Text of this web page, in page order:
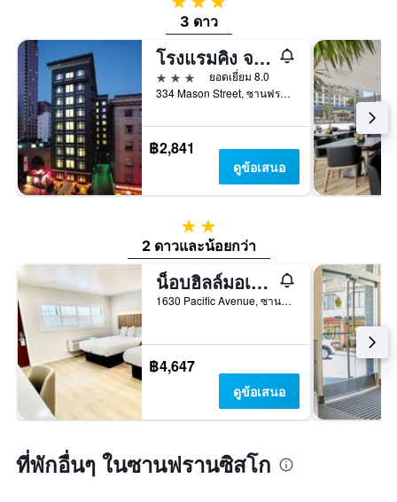
3 ดาว
โรงแรมคิง จอร์จ
3 ดาว
ยอดเยี่ยม 8.0
334 Mason Street, ซานฟรานซิสโก, CA, สหรัฐอเมริกา
฿2,841
ดูข้อเสนอ
2 ดาว
2 ดาวและน้อยกว่า
น็อบฮิลล์มอเตอร์อินน์
1630 Pacific Avenue, ซานฟรานซิสโก, CA, สหรัฐอเมริกา
฿4,647
ดูข้อเสนอ
ที่พักอื่นๆ ในซานฟรานซิสโก